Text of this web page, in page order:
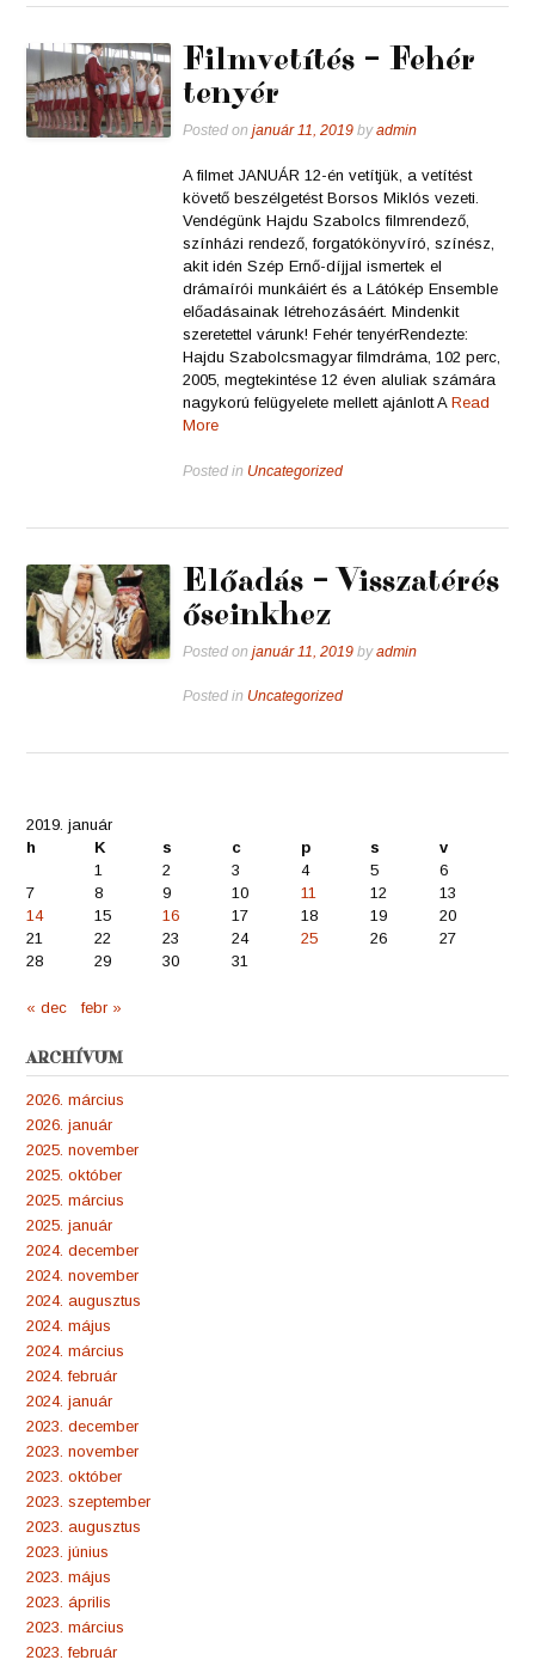
Filmvetítés – Fehér
tenyér
Posted onjanuár 11, 2019 byadmin
A filmet JANUÁR 12-én vetítjük, a vetítést
követő beszélgetést Borsos Miklós vezeti.
Vendégünk Hajdu Szabolcs filmrendező,
színházi rendező, forgatókönyvíró, színész,
akit idén Szép Ernő-díjjal ismertek el
drámaírói munkáiért és a Látókép Ensemble
előadásainak létrehozásáért. Mindenkit
szeretettel várunk! Fehér tenyérRendezte:
Hajdu Szabolcsmagyar filmdráma, 102 perc,
2005, megtekintése 12 éven aluliak számára
nagykorú felügyelete mellett ajánlott ARead
More
Posted in Uncategorized
Előadás – Visszatérés
őseinkhez
Posted onjanuár 11, 2019 byadmin
Posted in Uncategorized
2019. január
h
K s c p s
v
1
2 3 4 5
6
7
8 9 10 11 12
13
14
15 16 17 18 19
20
21
22 23 24 25 26
27
28
29 30 31
« dec febr »
ARCHÍVUM
2026. március
2026. január
2025. november
2025. október
2025. március
2025. január
2024. december
2024. november
2024. augusztus
2024. május
2024. március
2024. február
2024. január
2023. december
2023. november
2023. október
2023. szeptember
2023. augusztus
2023. június
2023. május
2023. április
2023. március
2023. február